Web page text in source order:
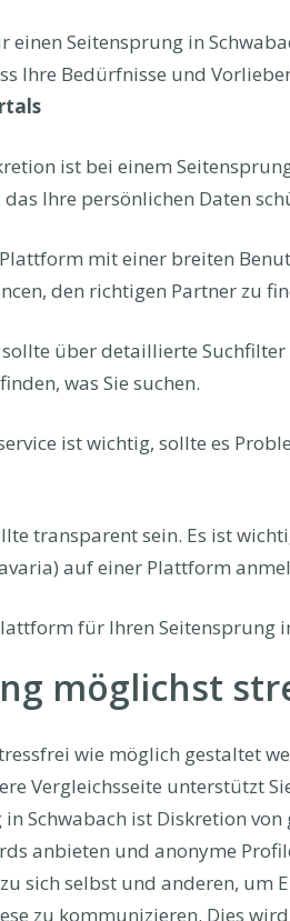
Seitensprung in
Ihre Bedürfnisse und
ist bei einem
Ihre persönlichen Daten
mit einer breiten
den richtigen Partner zu
über detaillierte Suchfilter
was Sie suchen.
ist wichtig, sollte es
transparent sein. Es ist
auf einer Plattform
für Ihren Seitensprung
möglichst
wie möglich gestaltet
Vergleichsseite unterstützt
Schwabach ist Diskretion
anbieten und anonyme
sich selbst und anderen, um
zu kommunizieren. Dies